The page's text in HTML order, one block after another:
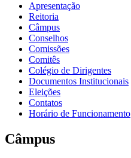
Apresentação
Reitoria
Câmpus
Conselhos
Comissões
Comitês
Colégio de Dirigentes
Documentos Institucionais
Eleições
Contatos
Horário de Funcionamento
Câmpus